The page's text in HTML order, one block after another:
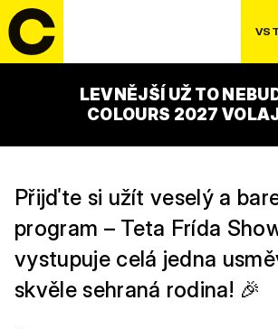
LEVNĚJŠÍ UŽ TO
COLOURS 2027
PÁTEK 17. 7.
TETA FRÍDA
16:00 – 17:00
ČEZ FAMILY PARK
Přijďte si užít veselý a
program – Teta Frída
vystupuje celá jedna
skvěle sehraná rodina! 🎉